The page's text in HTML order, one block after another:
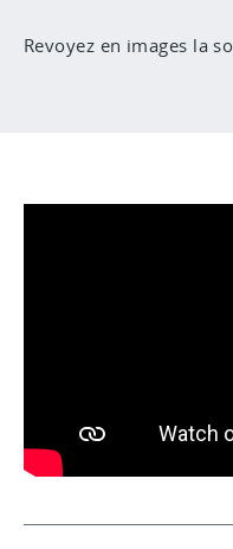
Revoyez en images la